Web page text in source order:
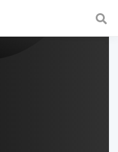
a fast and